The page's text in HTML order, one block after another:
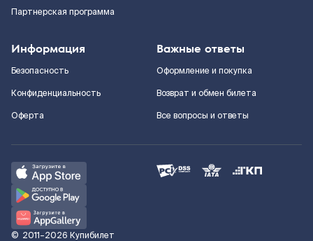
Партнерская программа
Информация
Безопасность
Конфиденциальность
Оферта
Важные ответы
Оформление и покупка
Возврат и обмен билета
Все вопросы и ответы
© 2011–2026 Купибилет